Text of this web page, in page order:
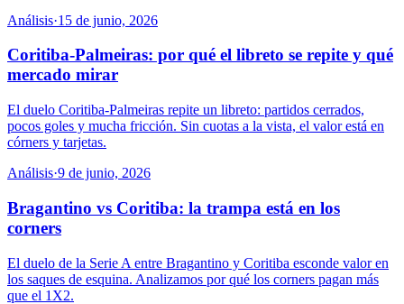
Análisis·15 de junio, 2026
Coritiba-Palmeiras: por qué el libreto se repite y qué
mercado mirar
El duelo Coritiba-Palmeiras repite un libreto: partidos cerrados,
pocos goles y mucha fricción. Sin cuotas a la vista, el valor está en
córners y tarjetas.
Análisis·9 de junio, 2026
Bragantino vs Coritiba: la trampa está en los
corners
El duelo de la Serie A entre Bragantino y Coritiba esconde valor en
los saques de esquina. Analizamos por qué los corners pagan más
que el 1X2.